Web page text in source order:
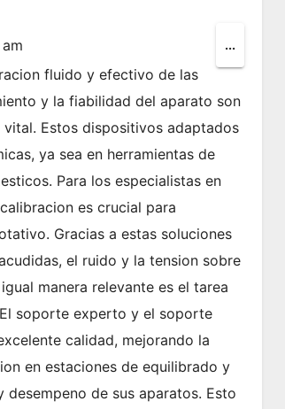
fluido y efectivo de las
y la fiabilidad del aparato son
Estos dispositivos adaptados
ya sea en herramientas de
Para los especialistas en
es crucial para
Gracias a estas soluciones
el ruido y la tension sobre
manera relevante es el tarea
soporte experto y el soporte
calidad, mejorando la
en estaciones de equilibrado y
de sus aparatos. Esto
...
this
metabox.